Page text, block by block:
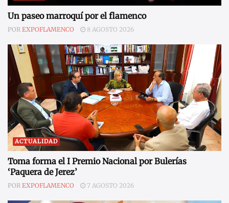
Un paseo marroquí por el flamenco
POR EXPOFLAMENCO 8 AGOSTO 2026
ACTUALIDAD
Toma forma el I Premio Nacional por Bulerías
‘Paquera de Jerez’
POR EXPOFLAMENCO 7 AGOSTO 2026